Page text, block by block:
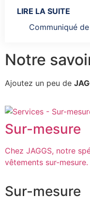
LIRE LA SUITE
Communiqué
Notre
Ajoutez un peu de
Sur-mesure
Chez JAGGS, notre
vêtements sur-mesure.
Sur-mesure